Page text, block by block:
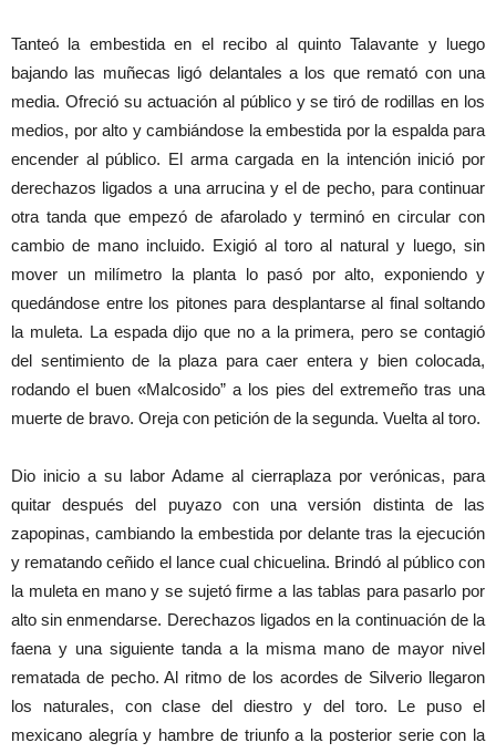
Tanteó la embestida en el recibo al quinto Talavante y luego
bajando las muñecas ligó delantales a los que remató con una
media. Ofreció su actuación al público y se tiró de rodillas en los
medios, por alto y cambiándose la embestida por la espalda para
encender al público. El arma cargada en la intención inició por
derechazos ligados a una arrucina y el de pecho, para continuar
otra tanda que empezó de afarolado y terminó en circular con
cambio de mano incluido. Exigió al toro al natural y luego, sin
mover un milímetro la planta lo pasó por alto, exponiendo y
quedándose entre los pitones para desplantarse al final soltando
la muleta. La espada dijo que no a la primera, pero se contagió
del sentimiento de la plaza para caer entera y bien colocada,
rodando el buen «Malcosido” a los pies del extremeño tras una
muerte de bravo. Oreja con petición de la segunda. Vuelta al toro.
Dio inicio a su labor Adame al cierraplaza por verónicas, para
quitar después del puyazo con una versión distinta de las
zapopinas, cambiando la embestida por delante tras la ejecución
y rematando ceñido el lance cual chicuelina. Brindó al público con
la muleta en mano y se sujetó firme a las tablas para pasarlo por
alto sin enmendarse. Derechazos ligados en la continuación de la
faena y una siguiente tanda a la misma mano de mayor nivel
rematada de pecho. Al ritmo de los acordes de Silverio llegaron
los naturales, con clase del diestro y del toro. Le puso el
mexicano alegría y hambre de triunfo a la posterior serie con la